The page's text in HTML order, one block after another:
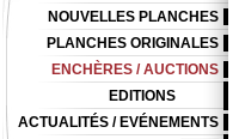
NOUVELLES PLANCHES
PLANCHES ORIGINALES
ENCHÈRES / AUCTIONS
EDITIONS
ACTUALITÉS / EVÉNEMENTS